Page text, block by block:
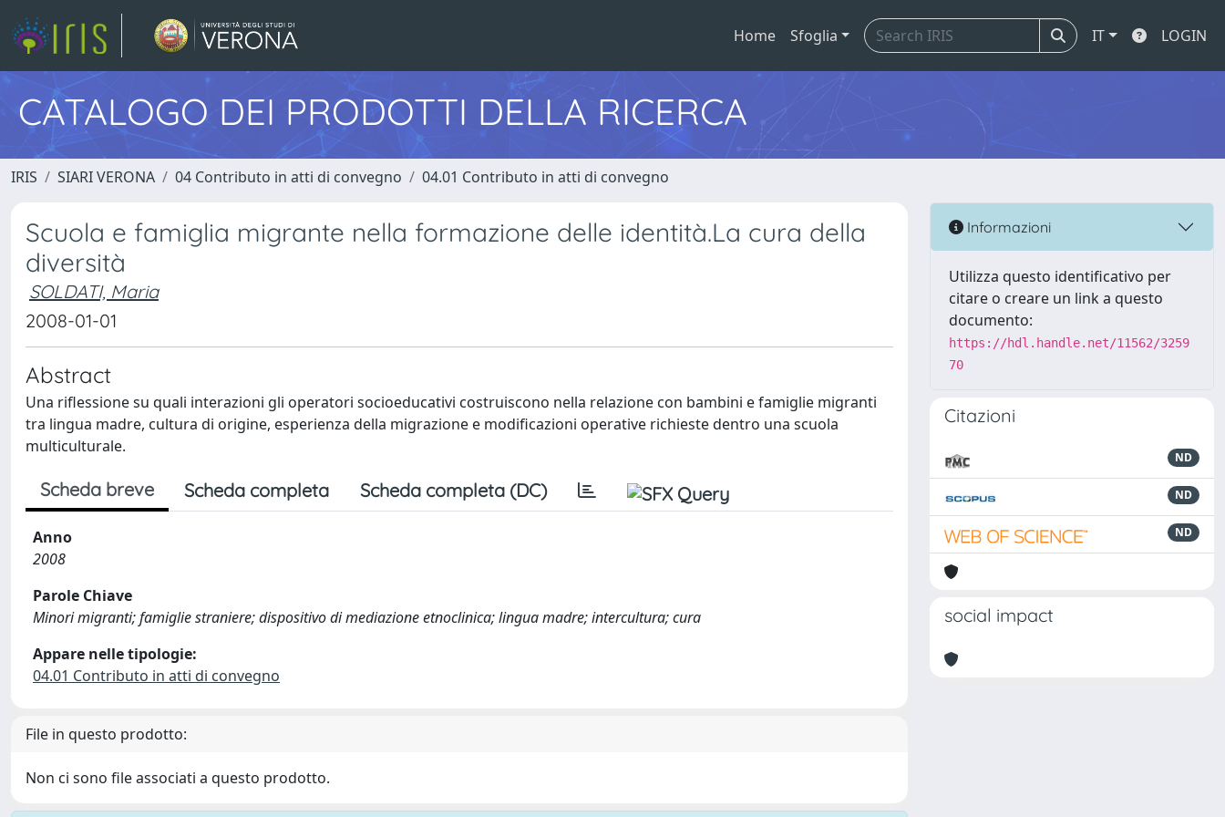
Home Sfoglia IT LOGIN
CATALOGO DEI PRODOTTI DELLA RICERCA
IRIS SIARI VERONA 04 Contributo in atti di convegno 04.01 Contributo in atti di convegno
Scuola e famiglia migrante nella formazione delle identità.La cura della
diversità
SOLDATI, Maria
2008-01-01
Abstract
Una riflessione su quali interazioni gli operatori socioeducativi costruiscono nella relazione con bambini e famiglie migranti
tra lingua madre, cultura di origine, esperienza della migrazione e modificazioni operative richieste dentro una scuola
multiculturale.
Scheda breve Scheda completa Scheda completa (DC)
Anno
2008
Parole Chiave
Minori migranti; famiglie straniere; dispositivo di mediazione etnoclinica; lingua madre; intercultura; cura
Appare nelle tipologie:
04.01 Contributo in atti di convegno
File in questo prodotto:
Non ci sono file associati a questo prodotto.
Informazioni
Utilizza questo identificativo per
citare o creare un link a questo
documento:
https://hdl.handle.net/11562/3259
70
Citazioni
ND
ND
ND
social impact